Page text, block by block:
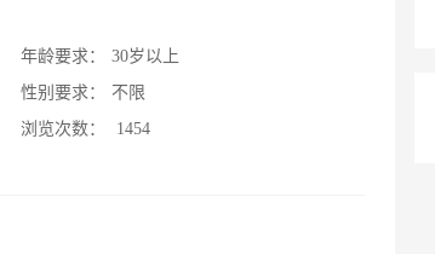
年龄要求：
30岁以上
性别要求：
不限
浏览次数：
1454